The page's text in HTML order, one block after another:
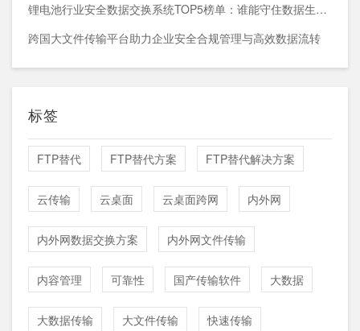
锂电池行业安全数据交换系统TOP5榜单：谁能守住数据生命线？
跨国大文件传输平台助力企业安全合规管理与高效数据流转
标签
FTP替代 FTP替代方案 FTP替代解决方案
云传输 云桌面 云桌面跨网 内外网
内外网数据交换方案 内外网文件传输
内容管理 可靠性 国产传输软件 大数据
大数据传输 大文件传输 快速传输